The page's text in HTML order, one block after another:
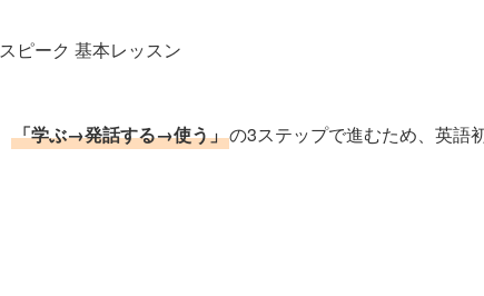
「学ぶ→発話する→使う」の3ステップで進むため、英語